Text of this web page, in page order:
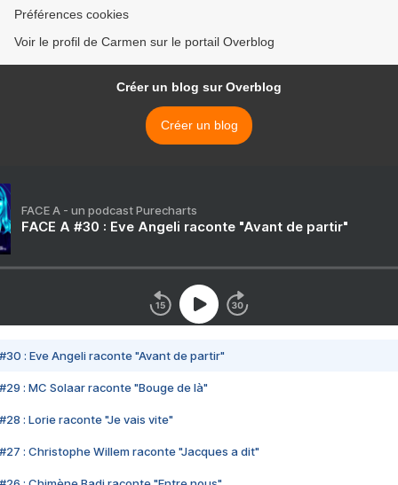
Préférences cookies
Voir le profil de Carmen sur le portail Overblog
Créer un blog sur Overblog
Créer un blog
FACE A - un podcast Purecharts
FACE A #30 : Eve Angeli raconte "Avant de partir"
#30 : Eve Angeli raconte "Avant de partir"
#29 : MC Solaar raconte "Bouge de là"
#28 : Lorie raconte "Je vais vite"
#27 : Christophe Willem raconte "Jacques a dit"